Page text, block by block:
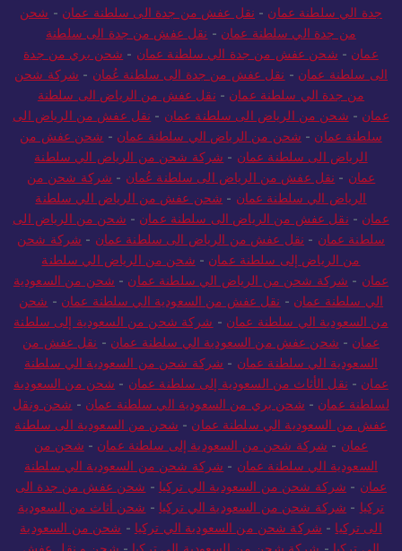
لسلطنة عمان-نقل عفش من جدة الي سلطنة عمان-شركة شحن من
جدة الي سلطنة عمان-نقل عفش من جدة الى سلطنة عمان-شحن
من جدة الي سلطنة عمان-
نقل عفش من جدة الى سلطنة
عمان-شحن عفش من جدة الي سلطنة عمان- شحن بري من جدة
الى سلطنة عمان
- نقل عفش من جدة الى سلطنة عُمان-
شركة شحن
من جدة الي سلطنة عمان-نقل عفش من الرياض الى سلطنة
عمان-شحن من الرياض الى سلطنة عمان-نقل عفش من الرياض الى
سلطنة عمان -شحن من الرياض الي سلطنة عمان- شحن عفش من
الرياض الى سلطنة عمان-
شركة شحن من الرياض الي سلطنة
عمان- نقل عفش من الرياض الى سلطنة عُمان-شركة شحن من
الرياض الي سلطنة عمان
-شحن عفش من الرياض الي سلطنة
عمان- نقل عفش من الرياض الى سلطنة عمان- شحن من الرياض الى
سلطنة عمان- نقل عفش من الرياض الى سلطنة عمان-
شركة شحن
من الرياض إلى سلطنة عمان- شحن من الرياض الي سلطنة
عمان - شركة شحن من الرياض الي سلطنة عمان -شحن من السعودية
الي سلطنة عمان -نقل عفش من السعودية الي سلطنة عمان -شحن
من السعودية الي سلطنة عمان-شركة شحن من السعودية إلى سلطنة
عمان-شحن عفش من السعودية الي سلطنة عمان-نقل عفش من
السعودية الي سلطنة عمان-شركة شحن من السعودية الي سلطنة
عمان- نقل الأثاث من السعودية إلى سلطنة عمان- شحن من السعودية
لسلطنة عمان-شحن بري من السعودية الي سلطنة عمان-شحن ونقل
عفش من السعودية الي سلطنة عمان-شحن من السعودية الى سلطنة
عمان- شركة شحن من السعودية إلى سلطنة عمان- شحن من
السعودية الي سلطنة عمان-شركة شحن من السعودية الي سلطنة
عمان - شركة شحن من السعودية الي تركيا - شحن عفش من جدة الى
تركيا-شركة شحن من السعودية الي تركيا-شحن أثاث من السعودية
الى تركيا- شركة شحن من السعودية الي تركيا- شحن من السعودية